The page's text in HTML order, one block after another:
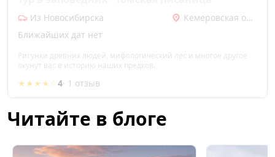
Из Новосибирска
Кемеровская область
Ближайших дат нет
Рисунки древних людей, мифологический лес и многое другое
окунут вас в историю наших предков.
★★★★☆4· 1 отзыв
Читайте в блоге